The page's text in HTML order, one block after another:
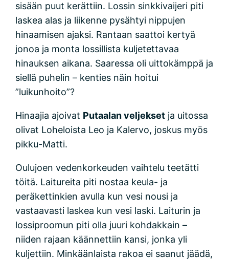
sisään puut kerättiin. Lossin sinkkivaijeri piti
laskea alas ja liikenne pysähtyi nippujen
hinaamisen ajaksi. Rantaan saattoi kertyä
jonoa ja monta lossillista kuljetettavaa
hinauksen aikana. Saaressa oli uittokämppä ja
siellä puhelin – kenties näin hoitui
”luikunhoito”?
Hinaajia ajoivat Putaalan veljekset ja uitossa
olivat Loheloista Leo ja Kalervo, joskus myös
pikku-Matti.
Oulujoen vedenkorkeuden vaihtelu teetätti
töitä. Laitureita piti nostaa keula- ja
peräkettinkien avulla kun vesi nousi ja
vastaavasti laskea kun vesi laski. Laiturin ja
lossiproomun piti olla juuri kohdakkain –
niiden rajaan käännettiin kansi, jonka yli
kuljettiin. Minkäänlaista rakoa ei saanut jäädä,